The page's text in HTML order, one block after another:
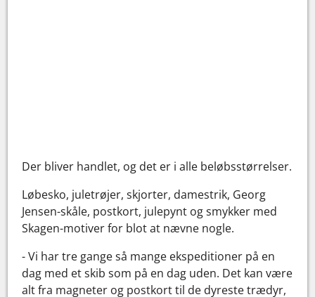
Der bliver handlet, og det er i alle beløbsstørrelser.
Løbesko, juletrøjer, skjorter, damestrik, Georg
Jensen-skåle, postkort, julepynt og smykker med
Skagen-motiver for blot at nævne nogle.
- Vi har tre gange så mange ekspeditioner på en
dag med et skib som på en dag uden. Det kan være
alt fra magneter og postkort til de dyreste trædyr,